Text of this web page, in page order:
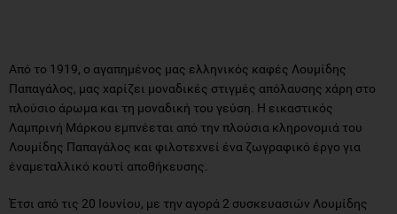
Από το 1919, ο αγαπημένος μας ελληνικός καφές Λουμίδης
Παπαγάλος, μας χαρίζει μοναδικές στιγμές απόλαυσης χάρη στο
πλούσιο άρωμα και τη μοναδική του γεύση. Η εικαστικός
Λαμπρινή Μάρκου εμπνέεται από την πλούσια κληρονομιά του
Λουμίδης Παπαγάλος και φιλοτεχνεί ένα ζωγραφικό έργο για
έναμεταλλικό κουτί αποθήκευσης.
Έτσι από τις 20 Ιουνίου, με την αγορά 2 συσκευασιών Λουμίδης